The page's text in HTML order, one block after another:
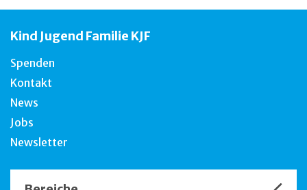
Kind Jugend Familie KJF
Spenden
Kontakt
News
Jobs
Newsletter